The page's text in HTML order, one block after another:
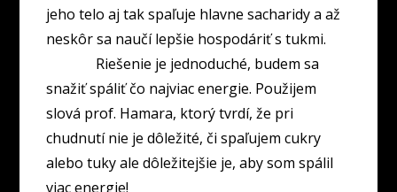
jeho telo aj tak spaľuje hlavne sacharidy a až
neskôr sa naučí lepšie hospodáriť s tukmi.
Riešenie je jednoduché, budem sa
snažiť spáliť čo najviac energie. Použijem
slová prof. Hamara, ktorý tvrdí, že pri
chudnutí nie je dôležité, či spaľujem cukry
alebo tuky ale dôležitejšie je, aby som spálil
viac energie!